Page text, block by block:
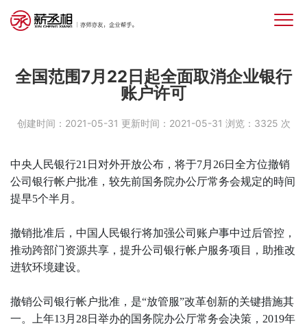
全国范围7月22日起全面取消企业银行
账户许可
创建时间：2021-05-31 更新时间：2021-05-31 浏览：3325 次
中央人民银行21日对外开放公布，将于7月26日全方位撤销
公司银行帐户批准，较先前国务院办公厅常务会规定的時间
提早5个半月。
撤销批准后，中国人民银行将加强公司账户事中过后管控，
推动跨部门资源共享，提升公司银行帐户服务项目，助推改
进软环境建设。
撤销公司银行帐户批准，是“放管服”改革创新的关键措施其
一。上年13月28日举办的国务院办公厅常务会决策，2019年